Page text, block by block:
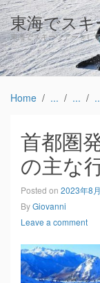
東海でス
東海でスキーツアーをし
Home
首都圏
の主な
Posted on 2023年8
ByGiovanni
Leave a comment